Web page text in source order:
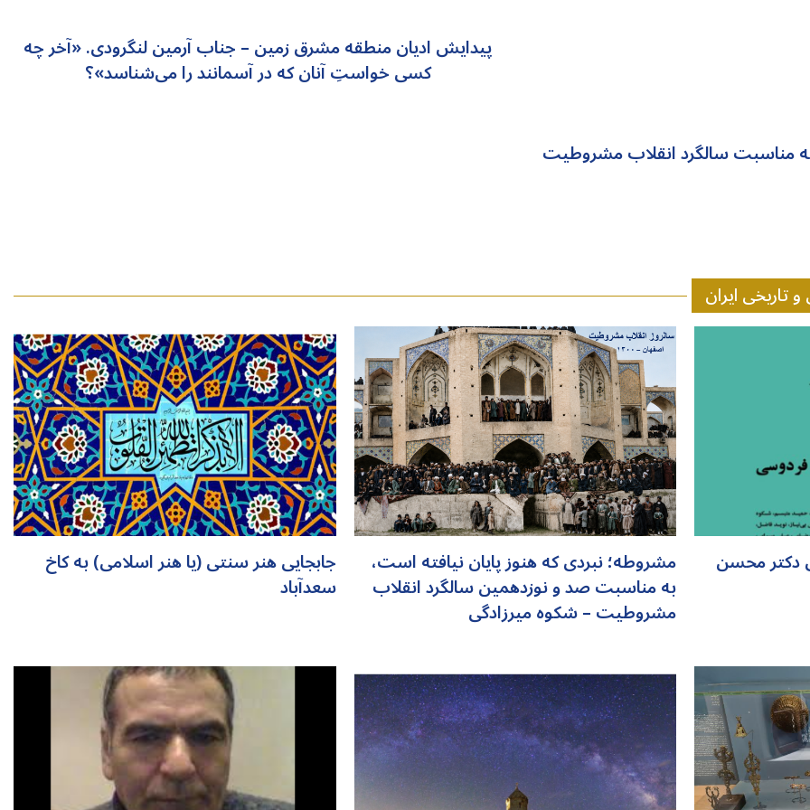
پیدایش ادیان منطقه مشرق زمین – جناب آرمین لنگرودی. «آخر چه
کسی خواستِ آنان که در آسمانند را می‌شناسد»؟
مناسبت سالگرد انقلاب مشروطیت
ایران
دکتر محسن مشروطه؛ نبردی که هنوز پایان نیافته است،
به مناسبت صد و نوزدهمین سالگرد انقلاب
مشروطیت – شکوه میرزادگی
جابجایی هنر سنتی (یا هنر اسلامی) به کاخ
سعدآباد